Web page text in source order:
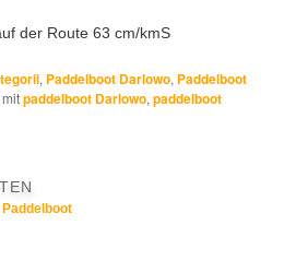
der Route 63 cm/kmS
, Paddelboot Darlowo, Paddelboot
paddelboot Darlowo,paddelboot